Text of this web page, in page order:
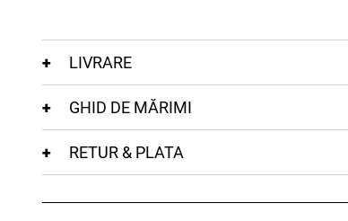
LIVRARE
GHID DE MĂRIMI
RETUR & PLATA